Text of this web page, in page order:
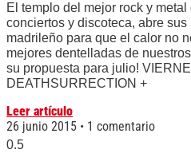
El templo del mejor rock y
conciertos y discoteca, abre
madrileño para que el calor no
mejores dentelladas de
su propuesta para julio!
DEATHSURRECTION +
Leer artículo
26 junio 2015
1 comentario